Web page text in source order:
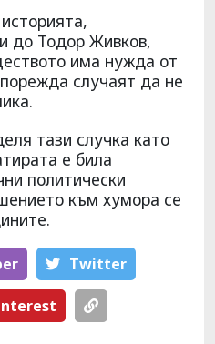
до Тодор Живков,
има нужда от
случаят да не
тази случка като
е била
политически
към хумора се
Тwitter